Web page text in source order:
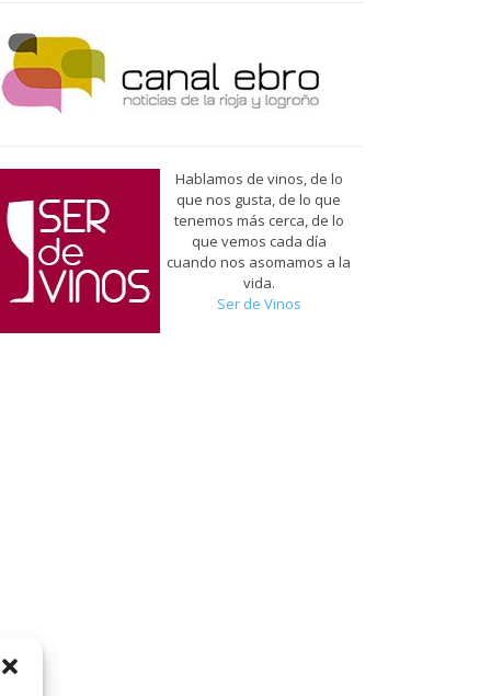
Hablamos de vinos, de lo
que nos gusta, de lo que
tenemos más cerca, de lo
que vemos cada día
cuando nos asomamos a la
vida.
Ser de Vinos